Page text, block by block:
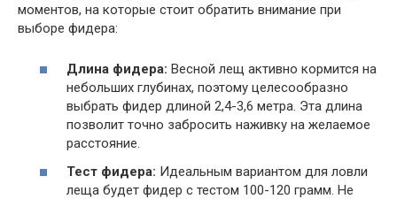
моментов, на которые стоит обратить внимание при
выборе фидера:
Длина фидера: Весной лещ активно кормится на
небольших глубинах, поэтому целесообразно
выбрать фидер длиной 2,4-3,6 метра. Эта длина
позволит точно забросить наживку на желаемое
расстояние.
Тест фидера: Идеальным вариантом для ловли
леща будет фидер с тестом 100-120 грамм. Не